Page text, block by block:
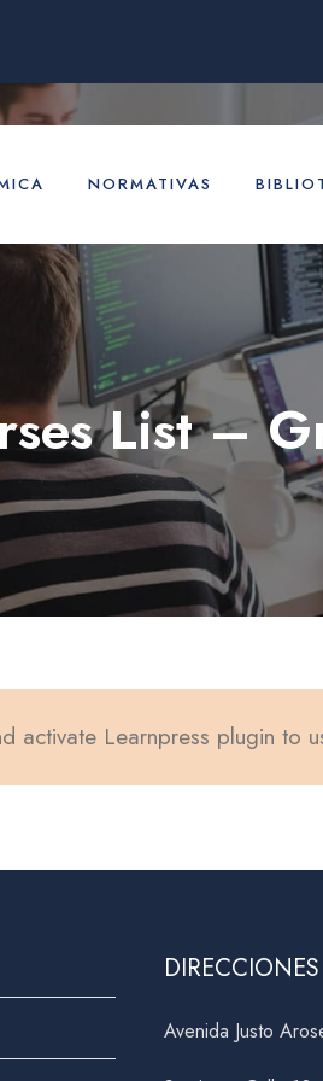
NORMATIVAS
List –
activate Learnpress plugin to
DIRECCIONES
Avenida Justo